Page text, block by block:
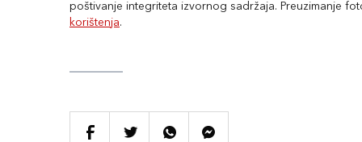
poštivanje integriteta izvornog sadržaja. Preuzimanje
korištenja.